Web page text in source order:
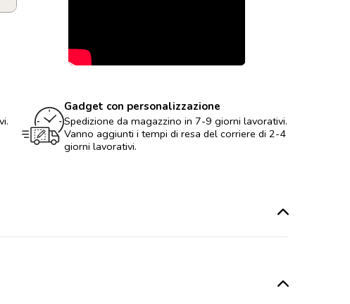
Gadget con personalizzazione
Spedizione da magazzino in 7-9 giorni lavorativi.
Vanno aggiunti i tempi di resa del corriere di 2-4
giorni lavorativi.